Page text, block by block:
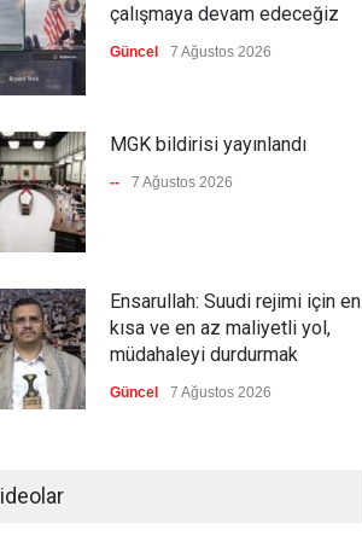
çalışmaya devam edeceğiz
Güncel 7 Ağustos 2026
MGK bildirisi yayınlandı
-- 7 Ağustos 2026
Ensarullah: Suudi rejimi için en
kısa ve en az maliyetli yol,
müdahaleyi durdurmak
Güncel 7 Ağustos 2026